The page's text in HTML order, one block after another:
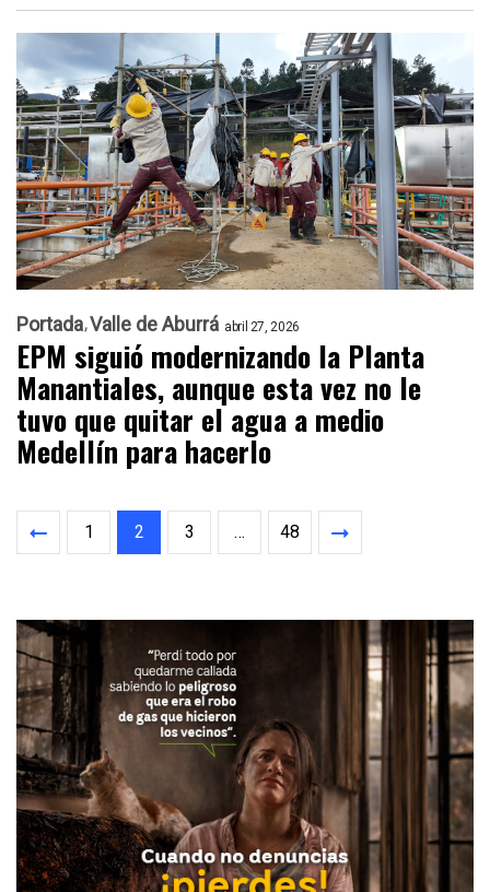
Portada Valle de Aburrá abril 27, 2026
EPM siguió modernizando la Planta
Manantiales, aunque esta vez no le
tuvo que quitar el agua a medio
Medellín para hacerlo
1 2 3 … 48